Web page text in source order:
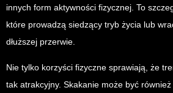
innych form aktywności fizycznej. To
które prowadzą siedzący tryb życia lub
dłuższej przerwie.
Nie tylko korzyści fizyczne sprawiają, że
tak atrakcyjny. Skakanie może być